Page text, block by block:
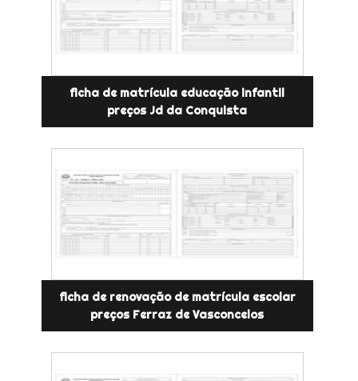
ficha de matrícula educação infantil
preços Jd da Conquista
ficha de renovação de matrícula escolar
preços Ferraz de Vasconcelos